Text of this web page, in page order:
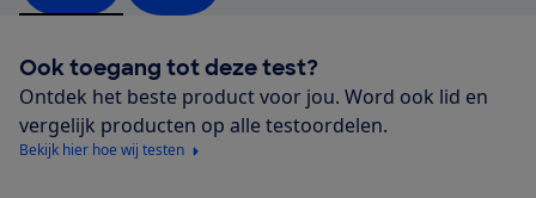
Ook toegang tot deze test?
Ontdek het beste product voor jou. Word ook lid en
vergelijk producten op alle testoordelen.
Bekijk hier hoe wij testen